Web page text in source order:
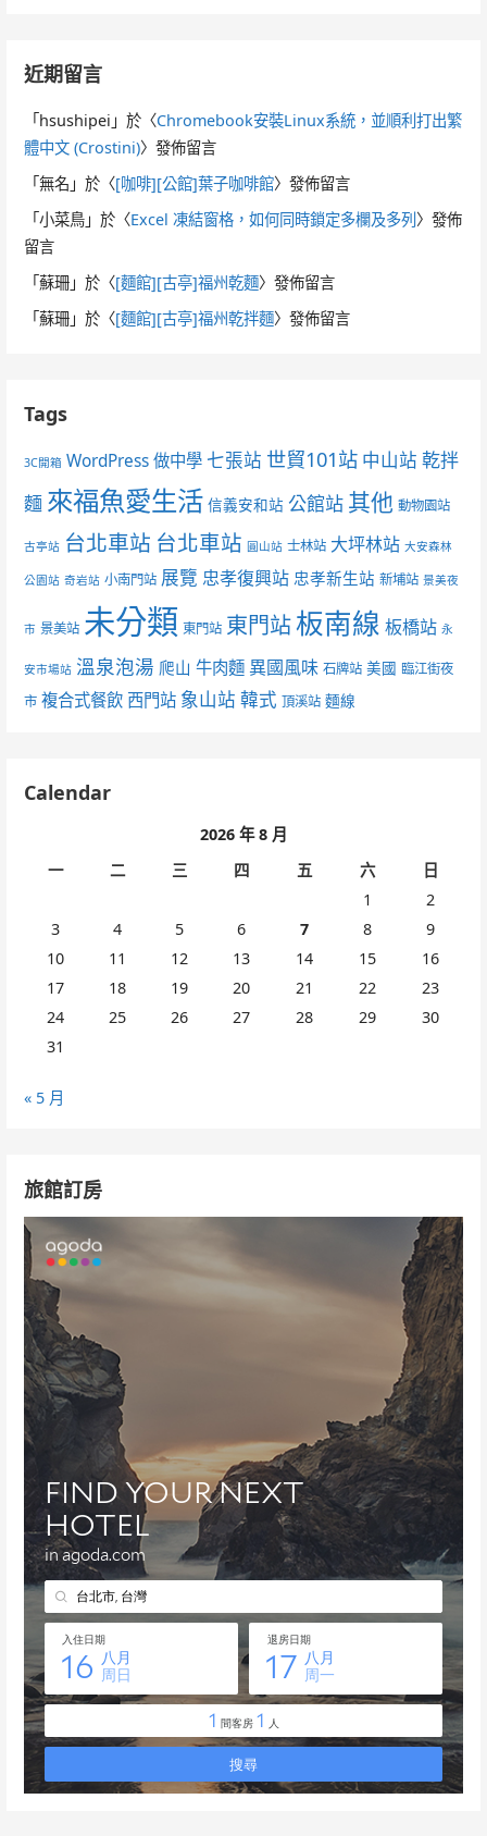
近期留言
「hsushipei 」於〈Chromebook安裝Linux系統，並順利打出繁
體中文 (Crostini)〉發佈留言
「無名 」於〈[咖啡][公館]葉子咖啡館〉發佈留言
「小菜鳥 」於〈Excel 凍結窗格，如何同時鎖定多欄及多列〉發佈
留言
「蘇珊 」於〈[麵館][古亭]福州乾麵〉發佈留言
「蘇珊 」於〈[麵館][古亭]福州乾拌麵〉發佈留言
Tags
3C開箱 WordPress 做中學 七張站 世貿101站 中山站 乾拌
麵 來福魚愛生活 信義安和站 公館站 其他 動物園站
古亭站 台北車站 台北車站 圓山站 士林站 大坪林站 大安森林
公園站 奇岩站 小南門站 展覽 忠孝復興站 忠孝新生站 新埔站 景美夜
市 景美站 未分類 東門站 東門站板南線 板橋站 永
安市場站 溫泉泡湯 爬山 牛肉麵 異國風味 石牌站 美國 臨江街夜
市 複合式餐飲 西門站 象山站 韓式 頂溪站 麵線
Calendar
2026 年 8 月
一
二 三 四 五 六
日
1
2
3
4 5 6 7 8
9
10
11 12 13 14 15
16
17
18 19 20 21 22
23
24
25 26 27 28 29
30
31
« 5 月
旅館訂房